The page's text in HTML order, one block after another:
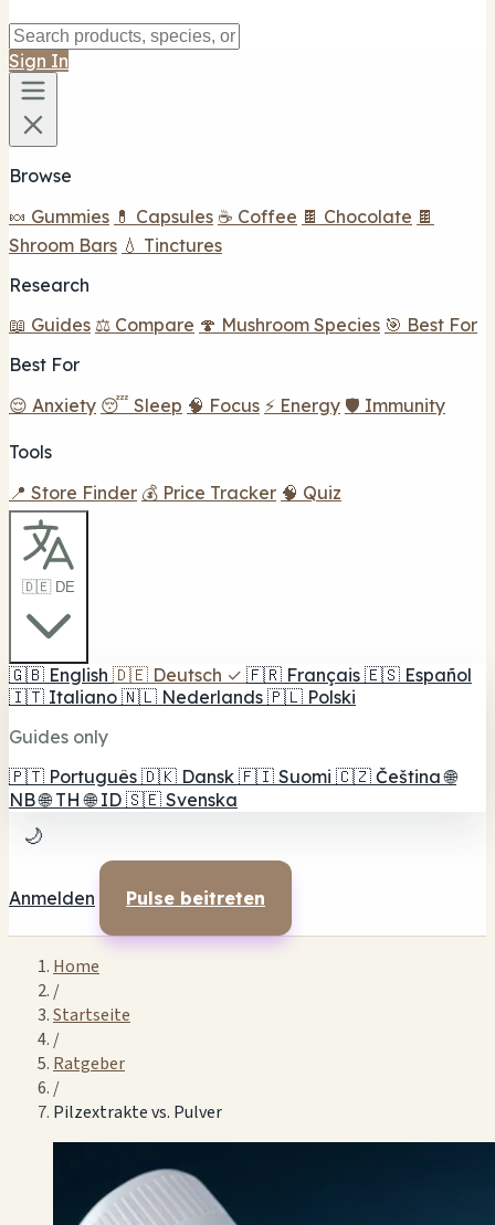
Sign In
Browse
🍬 Gummies 💊 Capsules ☕ Coffee 🍫 Chocolate 🍫
Shroom Bars 💧 Tinctures
Research
📖 Guides ⚖️ Compare 🍄 Mushroom Species 🎯 Best For
Best For
😌 Anxiety 😴 Sleep 🧠 Focus ⚡ Energy 🛡️ Immunity
Tools
📍 Store Finder 💰 Price Tracker 🧠 Quiz
🇩🇪 DE
🇬🇧 English 🇩🇪 Deutsch ✓ 🇫🇷 Français 🇪🇸 Español
🇮🇹 Italiano 🇳🇱 Nederlands 🇵🇱 Polski
Guides only
🇵🇹 Português 🇩🇰 Dansk 🇫🇮 Suomi 🇨🇿 Čeština 🌐
NB 🌐 TH 🌐 ID 🇸🇪 Svenska
🌙
Anmelden Pulse beitreten
Home
/
Startseite
/
Ratgeber
/
Pilzextrakte vs. Pulver